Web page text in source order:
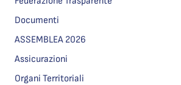
Documenti
ASSEMBLEA 2026
Assicurazioni
Organi Territoriali